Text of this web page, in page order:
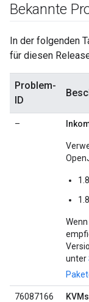
Bekannte
In der folgenden
für diesen
Problem-
ID
–
unter
76087166